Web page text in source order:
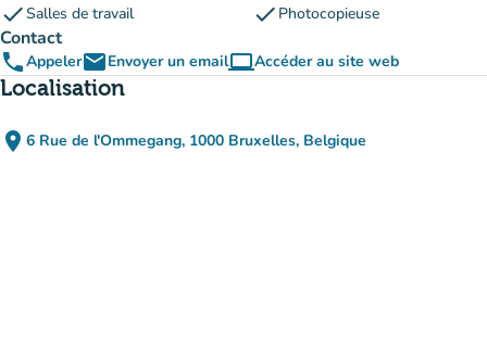
checkSalles de travail check Photocopieuse
Contact
phoneAppeleremailEnvoyer un emailcomputerAccéder au site web
(nouvel onglet)
Localisation
place 6 Rue de l'Ommegang, 1000 Bruxelles, Belgique
(ouvrir dans Google Maps)
(nouvel onglet)